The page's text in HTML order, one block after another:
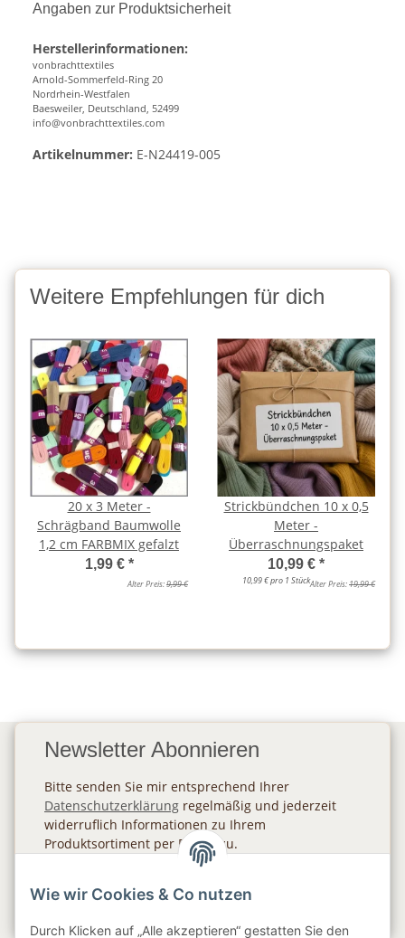
Angaben zur Produktsicherheit
Herstellerinformationen:
vonbrachttextiles
Arnold-Sommerfeld-Ring 20
Nordrhein-Westfalen
Baesweiler, Deutschland, 52499
info@vonbrachttextiles.com
Artikelnummer: E-N24419-005
Weitere Empfehlungen für dich
20 x 3 Meter -
Schrägband Baumwolle
1,2 cm FARBMIX gefalzt
1,99 € *
Alter Preis:9,99 €
Strickbündchen 10 x 0,5
Meter -
Überraschnungspaket
10,99 € *
10,99 € pro 1 StückAlter Preis:19,99 €
Newsletter Abonnieren
Bitte senden Sie mir entsprechend Ihrer
Datenschutzerklärung regelmäßig und jederzeit
widerruflich Informationen zu Ihrem
Produktsortiment per E-Mail zu.
Wie wir Cookies & Co nutzen
Durch Klicken auf „Alle akzeptieren“ gestatten Sie den